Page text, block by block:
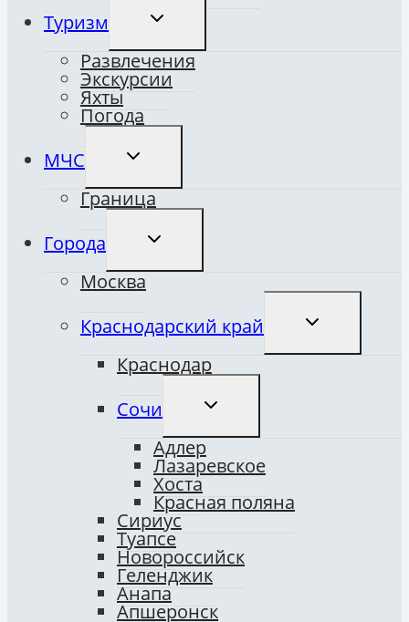
Туризм
ПЕРЕКЛЮЧИТЬ
ДОЧЕРНЕЕ
Развлечения
Экскурсии
Яхты
Погода
МЧС
ПЕРЕКЛЮЧИТЬ
ДОЧЕРНЕЕ
Граница
Города
ПЕРЕКЛЮЧИТЬ
ДОЧЕРНЕЕ
Москва
Краснодарский край
ДОЧЕРНЕЕ
Краснодар
Сочи
ПЕРЕКЛЮЧИТЬ
ДОЧЕРНЕЕ
Адлер
Лазаревское
Хоста
Красная поляна
Сириус
Туапсе
Новороссийск
Геленджик
Анапа
Апшеронск